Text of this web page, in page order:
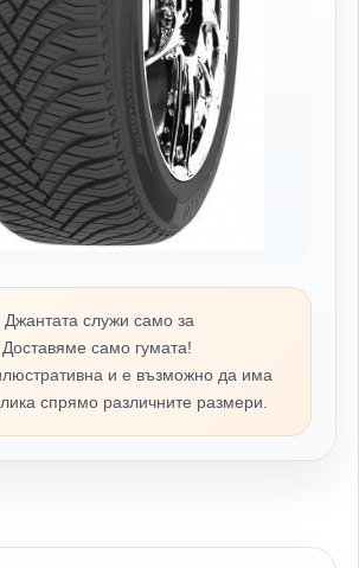
Джантата служи само за
само гумата!
и е възможно да има
спрямо различните размери.